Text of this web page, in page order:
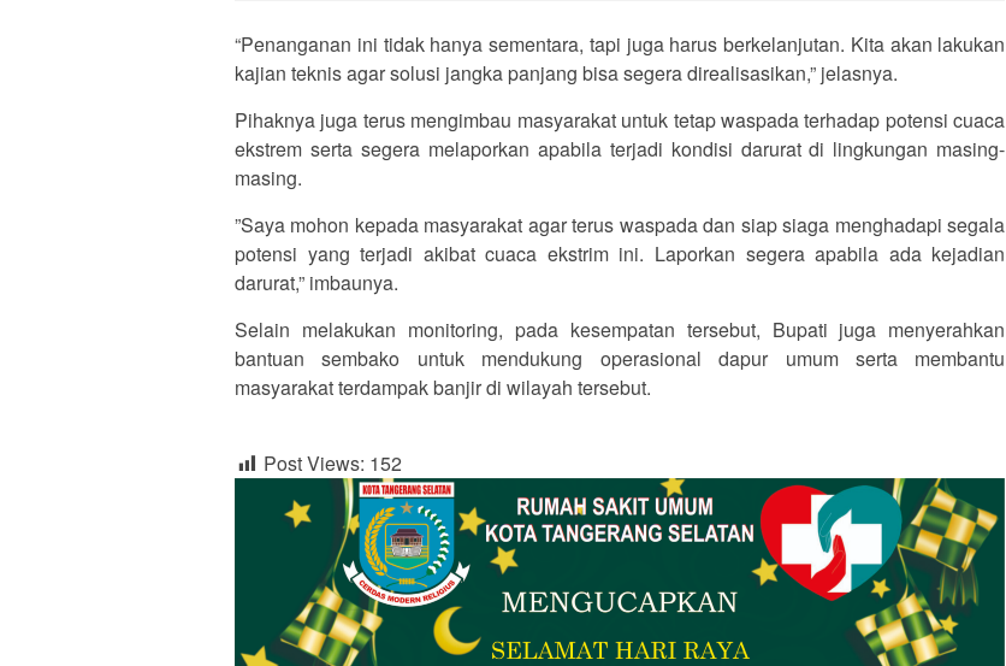
‎“Penanganan ini tidak hanya sementara, tapi juga harus berkelanjutan. Kita akan lakukan
kajian teknis agar solusi jangka panjang bisa segera direalisasikan,” jelasnya.
Pihaknya juga terus mengimbau masyarakat untuk tetap waspada terhadap potensi cuaca
ekstrem serta segera melaporkan apabila terjadi kondisi darurat di lingkungan masing-
masing.
‎”Saya mohon kepada masyarakat agar terus waspada dan siap siaga menghadapi segala
potensi yang terjadi akibat cuaca ekstrim ini. Laporkan segera apabila ada kejadian
darurat,” imbaunya.
Selain melakukan monitoring, pada kesempatan tersebut, Bupati juga menyerahkan
bantuan sembako untuk mendukung operasional dapur umum serta membantu
masyarakat terdampak banjir di wilayah tersebut.
Post Views: 152